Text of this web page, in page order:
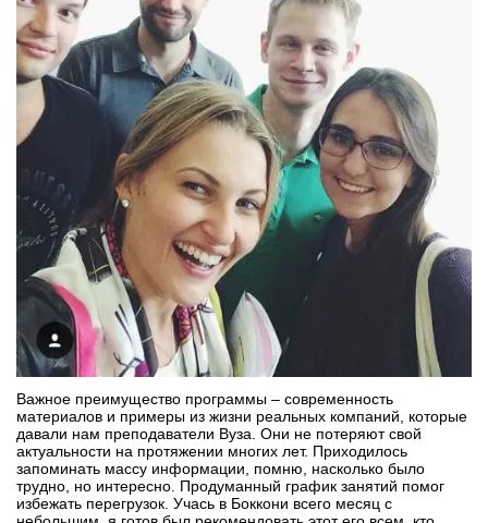
Важное преимущество программы – современность
материалов и примеры из жизни реальных компаний, которые
давали нам преподаватели Вуза. Они не потеряют свой
актуальности на протяжении многих лет. Приходилось
запоминать массу информации, помню, насколько было
трудно, но интересно. Продуманный график занятий помог
избежать перегрузок. Учась в Боккони всего месяц с